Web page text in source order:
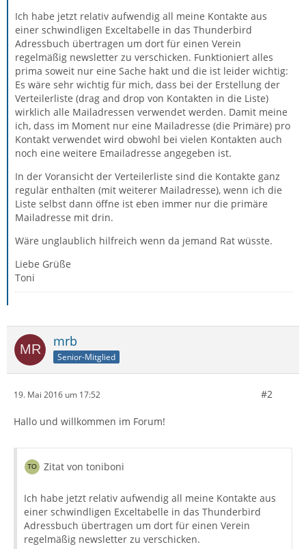
Ich habe jetzt relativ aufwendig all meine Kontakte aus
einer schwindligen Exceltabelle in das Thunderbird
Adressbuch übertragen um dort für einen Verein
regelmäßig newsletter zu verschicken. Funktioniert alles
prima soweit nur eine Sache hakt und die ist leider wichtig:
Es wäre sehr wichtig für mich, dass bei der Erstellung der
Verteilerliste (drag and drop von Kontakten in die Liste)
wirklich alle Mailadressen verwendet werden. Damit meine
ich, dass im Moment nur eine Mailadresse (die Primäre) pro
Kontakt verwendet wird obwohl bei vielen Kontakten auch
noch eine weitere Emailadresse angegeben ist.
In der Voransicht der Verteilerliste sind die Kontakte ganz
regulär enthalten (mit weiterer Mailadresse), wenn ich die
Liste selbst dann öffne ist eben immer nur die primäre
Mailadresse mit drin.
Wäre unglaublich hilfreich wenn da jemand Rat wüsste.
Liebe Grüße
Toni
mrb
Senior-Mitglied
19. Mai 2016 um 17:52 #2
Hallo und willkommen im Forum!
Zitat von toniboni
Ich habe jetzt relativ aufwendig all meine Kontakte aus
einer schwindligen Exceltabelle in das Thunderbird
Adressbuch übertragen um dort für einen Verein
regelmäßig newsletter zu verschicken.